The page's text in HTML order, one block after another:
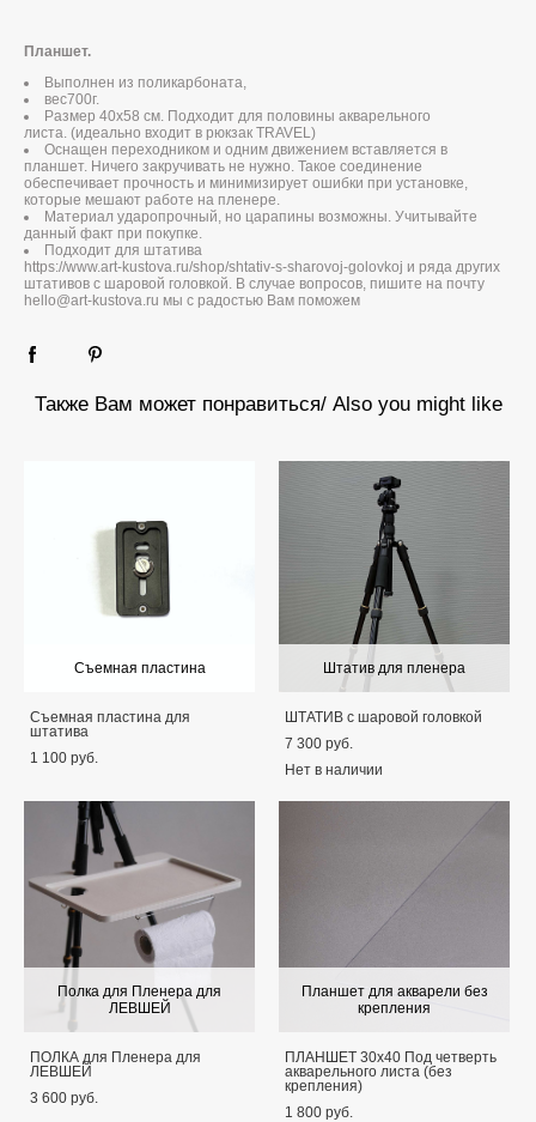
Планшет.
Выполнен из поликарбоната,
вес700г.
Размер 40х58 см. Подходит для половины акварельного
листа. (идеально входит в рюкзак TRAVEL)
Оснащен переходником и одним движением вставляется в
планшет. Ничего закручивать не нужно. Такое соединение
обеспечивает прочность и минимизирует ошибки при установке,
которые мешают работе на пленере.
Материал ударопрочный, но царапины возможны. Учитывайте
данный факт при покупке.
Подходит для штатива
https://www.art-kustova.ru/shop/shtativ-s-sharovoj-golovkoj и ряда других
штативов с шаровой головкой. В случае вопросов, пишите на почту
hello@art-kustova.ru мы с радостью Вам поможем
Также Вам может понравиться/ Also you might like
Съемная пластина
Съемная пластина для
штатива
1 100 pуб.
Штатив для пленера
ШТАТИВ с шаровой головкой
7 300 pуб.
Нет в наличии
Полка для Пленера для
ЛЕВШЕЙ
ПОЛКА для Пленера для
ЛЕВШЕЙ
3 600 pуб.
Планшет для акварели без
крепления
ПЛАНШЕТ 30х40 Под четверть
акварельного листа (без
крепления)
1 800 pуб.